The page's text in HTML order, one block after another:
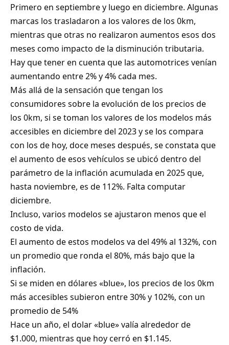
Primero en septiembre y luego en diciembre. Algunas
marcas los trasladaron a los valores de los 0km,
mientras que otras no realizaron aumentos esos dos
meses como impacto de la disminución tributaria.
Hay que tener en cuenta que las automotrices venían
aumentando entre 2% y 4% cada mes.
Más allá de la sensación que tengan los
consumidores sobre la evolución de los precios de
los 0km, si se toman los valores de los modelos más
accesibles en diciembre del 2023 y se los compara
con los de hoy, doce meses después, se constata que
el aumento de esos vehículos se ubicó dentro del
parámetro de la inflación acumulada en 2025 que,
hasta noviembre, es de 112%. Falta computar
diciembre.
Incluso, varios modelos se ajustaron menos que el
costo de vida.
El aumento de estos modelos va del 49% al 132%, con
un promedio que ronda el 80%, más bajo que la
inflación.
Si se miden en dólares «blue», los precios de los 0km
más accesibles subieron entre 30% y 102%, con un
promedio de 54%
Hace un año, el dolar «blue» valía alrededor de
$1.000, mientras que hoy cerró en $1.145.